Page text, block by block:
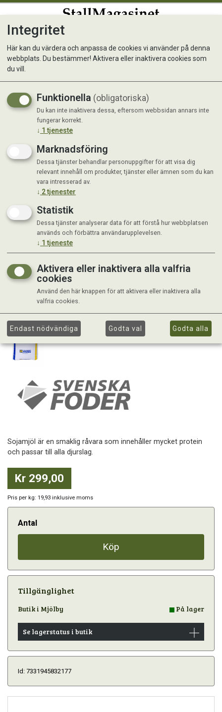
Soja pk 15 kg
Sojamjöl är en smaklig råvara som innehåller mycket protein
och passar till alla djurslag.
Kr 299,00
Pris per kg: 19,93 inklusive moms
Antal
Köp
Tillgänglighet
Butik i Mjölby På lager
Se lagerstatus i butik
Id: 7331945832177
Integritet
Här kan du värdera och anpassa de cookies vi använder på denna
webbplats. Du bestämmer! Aktivera eller inaktivera cookies som
du vill.
Funktionella (obligatoriska)
Du kan inte inaktivera dessa, eftersom webbsidan annars inte
fungerar korrekt.
↓ 1 tjeneste
Marknadsföring
Dessa tjänster behandlar personuppgifter för att visa dig
relevant innehåll om produkter, tjänster eller ämnen som du kan
vara intresserad av.
↓ 2tjenester
Statistik
Dessa tjänster analyserar data för att förstå hur webbplatsen
används och förbättra användarupplevelsen.
↓ 1 tjeneste
Aktivera eller inaktivera alla valfria
cookies
Använd den här knappen för att aktivera eller inaktivera alla
valfria cookies.
Endast nödvändiga Godta val Godta alla